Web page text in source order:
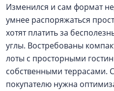
Изменился и сам формат
умнее распоряжаться
хотят платить за
углы. Востребованы
лоты с просторными
собственными террасами.
покупателю нужна